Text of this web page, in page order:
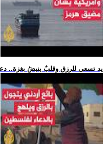
.. يد تسعى للرزق وقلبٌ ينبضُ بغزة..